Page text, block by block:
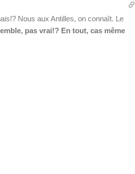
Nous aux Antilles, on connaît. Le
pas vrai!? En tout, cas même